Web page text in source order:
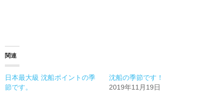
関連
日本最大級 沈船ポイントの季
節です。
沈船の季節です！
2019年11月19日